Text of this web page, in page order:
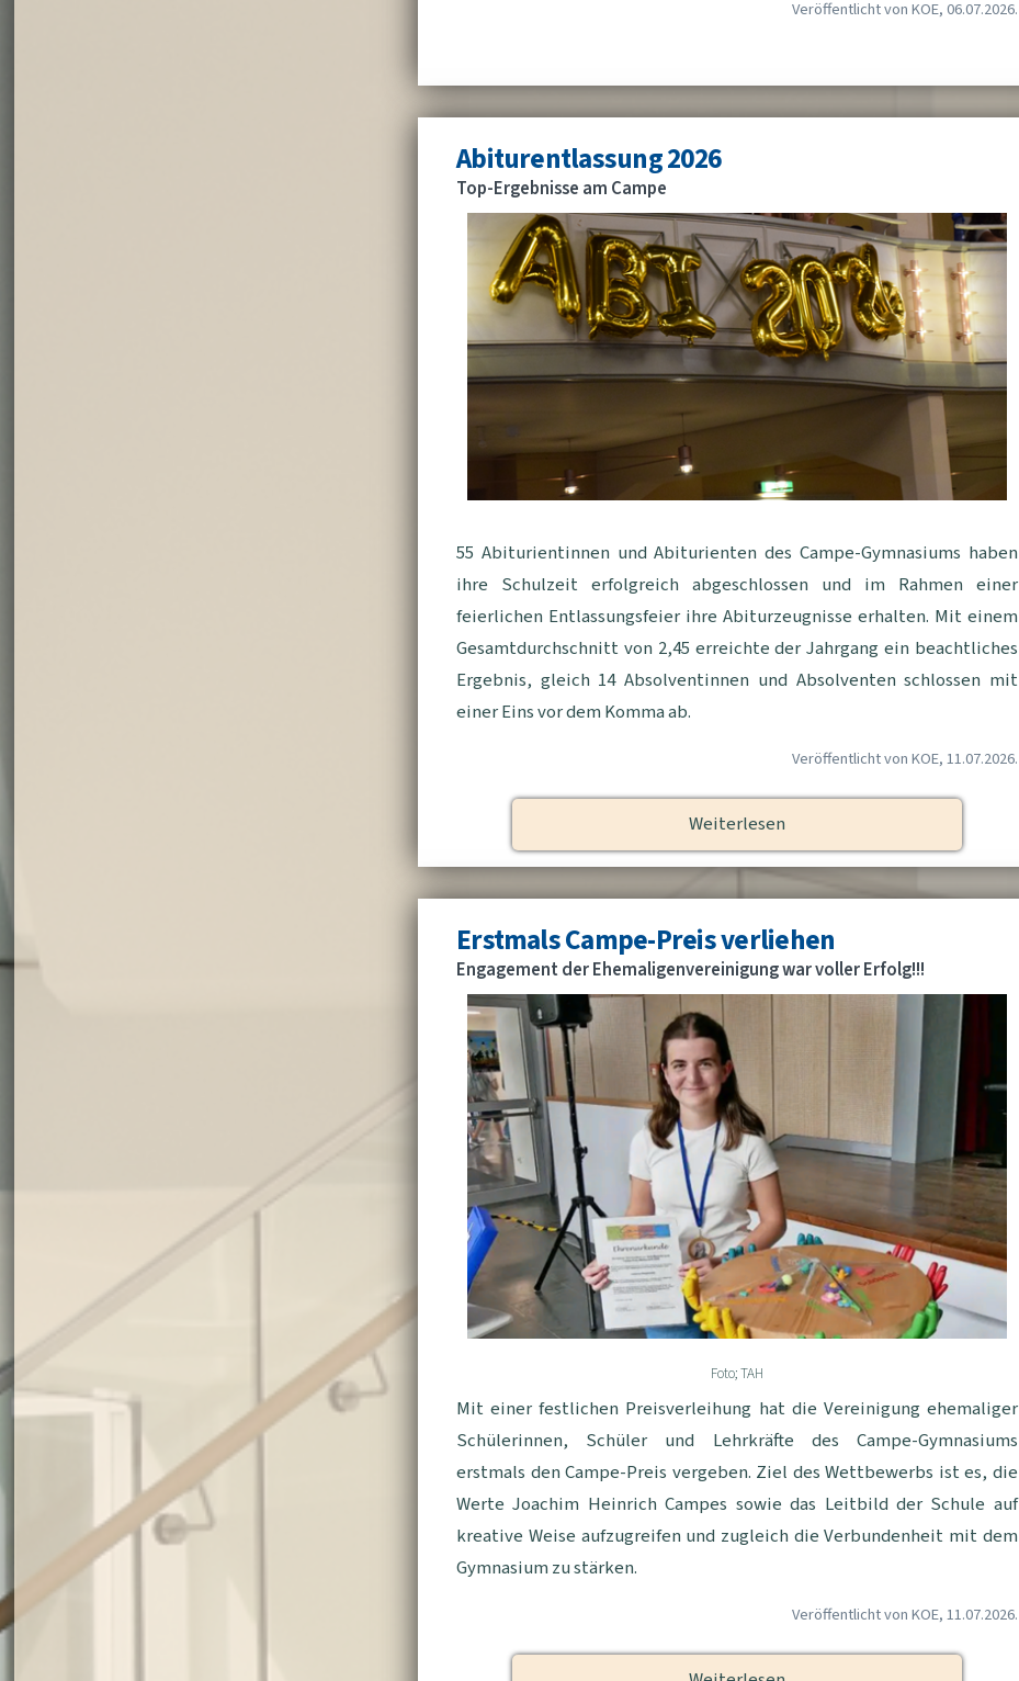
Veröffentlicht von KOE, 06.07.2026.
Abiturentlassung 2026
Top-Ergebnisse am Campe
55 Abiturientinnen und Abiturienten des Campe-Gymnasiums haben
ihre Schulzeit erfolgreich abgeschlossen und im Rahmen einer
feierlichen Entlassungsfeier ihre Abiturzeugnisse erhalten. Mit einem
Gesamtdurchschnitt von 2,45 erreichte der Jahrgang ein beachtliches
Ergebnis, gleich 14 Absolventinnen und Absolventen schlossen mit
einer Eins vor dem Komma ab.
Veröffentlicht von KOE, 11.07.2026.
Weiterlesen
Erstmals Campe-Preis verliehen
Engagement der Ehemaligenvereinigung war voller Erfolg!!!
Foto; TAH
Mit einer festlichen Preisverleihung hat die Vereinigung ehemaliger
Schülerinnen, Schüler und Lehrkräfte des Campe-Gymnasiums
erstmals den Campe-Preis vergeben. Ziel des Wettbewerbs ist es, die
Werte Joachim Heinrich Campes sowie das Leitbild der Schule auf
kreative Weise aufzugreifen und zugleich die Verbundenheit mit dem
Gymnasium zu stärken.
Veröffentlicht von KOE, 11.07.2026.